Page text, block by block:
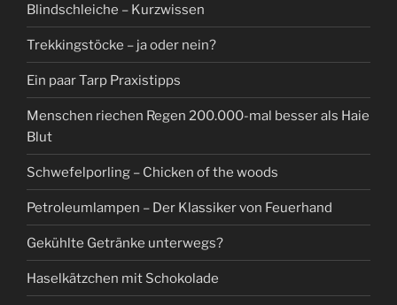
Blindschleiche – Kurzwissen
Trekkingstöcke – ja oder nein?
Ein paar Tarp Praxistipps
Menschen riechen Regen 200.000-mal besser als Haie
Blut
Schwefelporling – Chicken of the woods
Petroleumlampen – Der Klassiker von Feuerhand
Gekühlte Getränke unterwegs?
Haselkätzchen mit Schokolade